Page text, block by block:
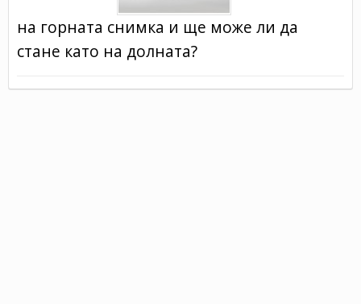
на горната снимка и ще може ли да
стане като на долната?